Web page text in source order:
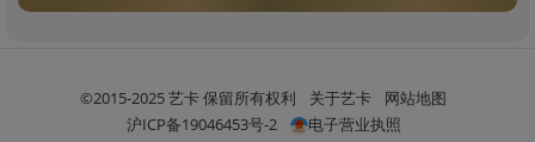
©2015-2025 艺卡 保留所有权利 关于艺卡
网站地图
沪ICP备19046453号-2
电子营业执照